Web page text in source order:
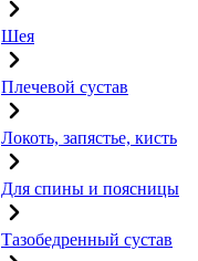
Шея
Плечевой сустав
Локоть, запястье, кисть
Для спины и поясницы
Тазобедренный сустав